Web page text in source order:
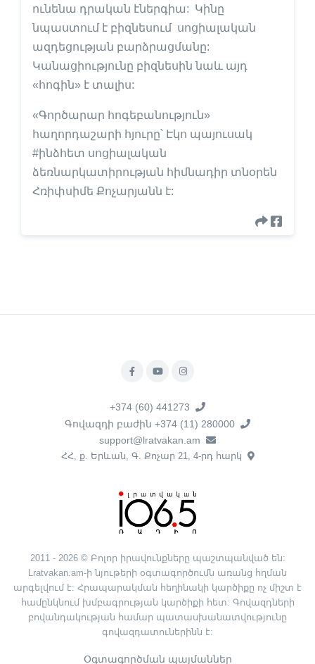
ունենա դրական էներգիա: Կինը
նպաստում է բիզնեսում սոցիալական
ազդեցության բարձրացմանը:
Կանացիությունը բիզնեսին նաև այդ
«հոգին» է տալիս:
«Գործարար հոգեբանություն»
հաղորդաշարի հյուրը՝ Էկո պայուսակ
#ինձհետ սոցիալական
ձեռնարկատիրության հիմնադիր տնօրեն
Հռիփսիմե Քոչարյանն է:
+374 (60) 441273
Գովազդի բաժին +374 (11) 280000
support@lratvakan.am
ՀՀ, ք. Երևան, Գ. Քոչար 21, 4-րդ հարկ
2011 - 2026 © Բոլոր իրավունքները պաշտպանված են:
Lratvakan.am-ի նյութերի օգտագործումն առանց հղման
արգելվում է: Հրապարակման հեղինակի կարծիքը ոչ միշտ է
համընկնում խմբագրության կարծիքի հետ: Գովազդների
բովանդակության համար պատասխանատվությունը
գովազդատուներինն է:
Օգտագործման պայմաններ